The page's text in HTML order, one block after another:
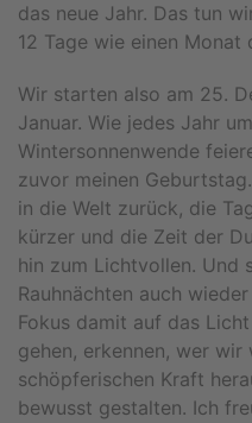
das neue Jahr. Das tun
12 Tage wie einen Monat
Wir starten also am 25.
Januar. Wie jedes Jahr
Wintersonnenwende
zuvor meinen
in die Welt zurück, die
kürzer und die Zeit der
hin zum Lichtvollen. Und
Rauhnächten auch
Fokus damit auf das
gehen, erkennen, wer
schöpferischen Kraft
bewusst gestalten. Ich